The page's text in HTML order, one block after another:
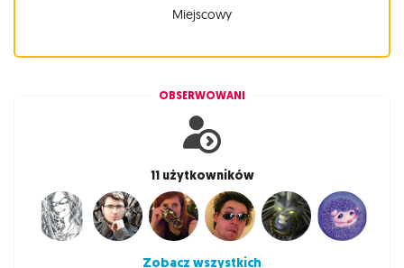
Miejscowy
OBSERWOWANI
11 użytkowników
Zobacz wszystkich